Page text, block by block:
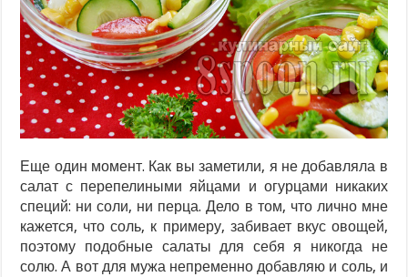
Еще один момент. Как вы заметили, я не добавляла в
салат с перепелиными яйцами и огурцами никаких
специй: ни соли, ни перца. Дело в том, что лично мне
кажется, что соль, к примеру, забивает вкус овощей,
поэтому подобные салаты для себя я никогда не
солю. А вот для мужа непременно добавляю и соль, и